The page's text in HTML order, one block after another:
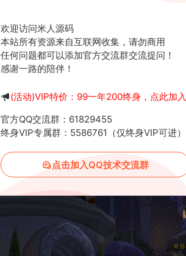
欢迎访问米人源码
本站所有资源来自互联网收集，请勿商用
任何问题都可以添加官方交流群交流提问！
感谢一路的陪伴！
(活动)VIP特价：99一年200终身，点此加入
官方QQ交流群：61829455
终身VIP专属群：5586761（仅终身VIP可进）
点击加入QQ技术交流群